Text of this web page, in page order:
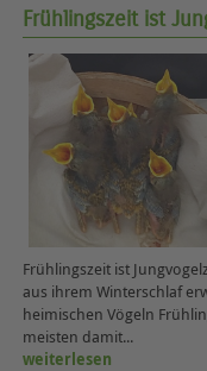
Frühlingszeit ist
Frühlingszeit ist
aus ihrem Winterschlaf
heimischen Vögeln
meisten damit...
weiterlesen